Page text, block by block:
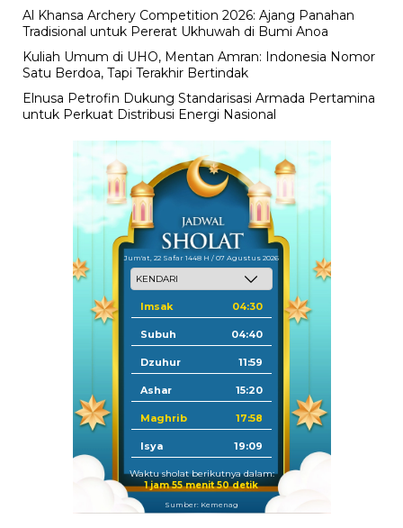
Al Khansa Archery Competition 2026: Ajang Panahan
Tradisional untuk Pererat Ukhuwah di Bumi Anoa
Kuliah Umum di UHO, Mentan Amran: Indonesia Nomor
Satu Berdoa, Tapi Terakhir Bertindak
Elnusa Petrofin Dukung Standarisasi Armada Pertamina
untuk Perkuat Distribusi Energi Nasional
Jum'at, 22 Safar 1448 H / 07 Agustus 2026
Imsak 04:30
Subuh 04:40
Dzuhur 11:59
Ashar 15:20
Maghrib 17:58
Isya 19:09
Waktu sholat berikutnya dalam:
1 jam 55 menit 50 detik
Sumber: Kemenag